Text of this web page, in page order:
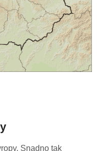
Snadno tak